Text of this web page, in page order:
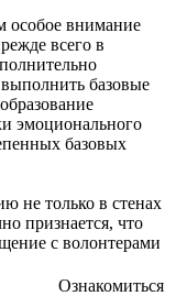
особое внимание
всего в
базовые
эмоционального
базовых
не только в стенах
признается, что
с волонтерами
Ознакомиться